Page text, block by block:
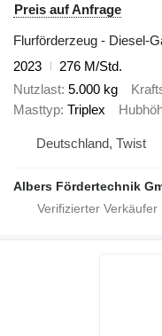
Preis auf Anfrage
Flurförderzeug - Diesel-
2023
276 M/Std.
Nutzlast 5.000 kg
Masttyp Triplex
Deutschland, Twist
Albers Fördertechnik